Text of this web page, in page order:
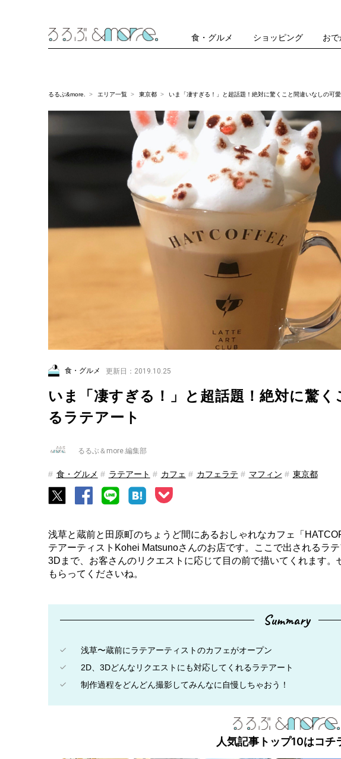
食・グルメ ショッピング おで
るるぶ&more. エリア一覧 東京都 いま「凄すぎる！」と超話題！絶対に驚くこと間違いなしの可
食・グルメ 更新日：2019.10.25
いま「凄すぎる！」と超話題！絶対に驚
るラテアート
るるぶ＆more.編集部
食・グルメ ラテアート カフェ カフェラテ マフィン 東京都
浅草と蔵前と田原町のちょうど間にあるおしゃれなカフェ「
テアーティストKohei Matsunoさんのお店です。ここで出されるラ
3Dまで、お客さんのリクエストに応じて目の前で描いてくれます
もらってくださいね。
Summary
浅草〜蔵前にラテアーティストのカフェがオープン
2D、3Dどんなリクエストにも対応してくれるラテアート
制作過程をどんどん撮影してみんなに自慢しちゃおう！
人気記事トップ10はコチ